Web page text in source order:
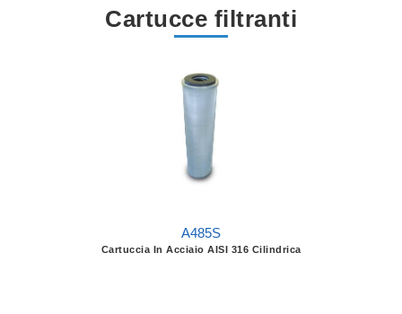
Cartucce filtranti
A485S
Cartuccia In Acciaio AISI 316 Cilindrica